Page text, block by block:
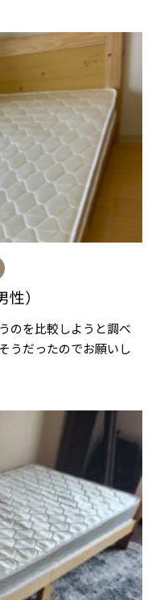
）
のを比較しようと調べ
うだったのでお願いし